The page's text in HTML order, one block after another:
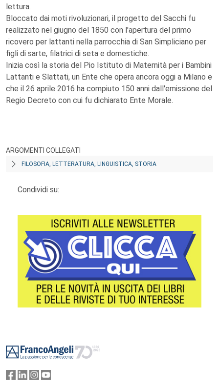
lettura.
Bloccato dai moti rivoluzionari, il progetto del Sacchi fu
realizzato nel giugno del 1850 con l'apertura del primo
ricovero per lattanti nella parrocchia di San Simpliciano per
figli di sarte, filatrici di seta e domestiche.
Inizia così la storia del Pio Istituto di Maternità per i Bambini
Lattanti e Slattati, un Ente che opera ancora oggi a Milano e
che il 26 aprile 2016 ha compiuto 150 anni dall'emissione del
Regio Decreto con cui fu dichiarato Ente Morale.
ARGOMENTI COLLEGATI
FILOSOFIA, LETTERATURA, LINGUISTICA, STORIA
Condividi su: